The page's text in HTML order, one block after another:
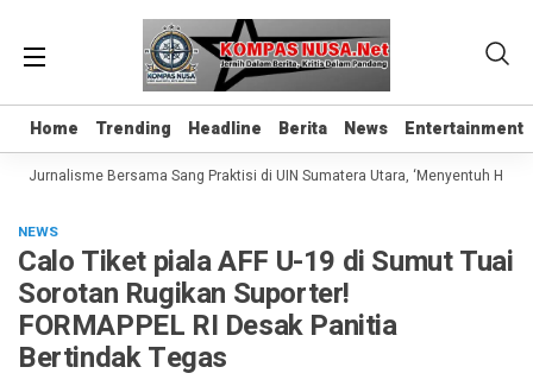
Home Trending Headline Berita News Entertainment
Home Trending Headline Berita News Entertainment
Jurnalisme Bersama Sang Praktisi di UIN Sumatera Utara, ‘Menyentuh Hati
NEWS
Calo Tiket piala AFF U-19 di Sumut Tuai
Sorotan Rugikan Suporter!
FORMAPPEL RI Desak Panitia
Bertindak Tegas